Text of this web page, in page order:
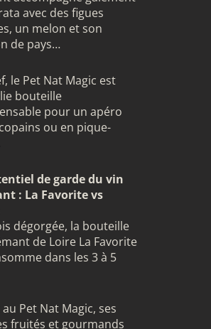
avec des figues
un melon et son
de pays…
le Pet Nat Magic est
bouteille
pour un apéro
ou en pique-
de garde du vin
: La Favorite vs
dégorgée, la bouteille
de Loire La Favorite
dans les 3 à 5
Pet Nat Magic, ses
fruités et gourmands